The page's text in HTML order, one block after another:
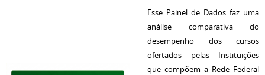
Esse Painel de Dados faz uma
análise comparativa do
desempenho dos cursos
ofertados pelas Instituições
que compõem a Rede Federal